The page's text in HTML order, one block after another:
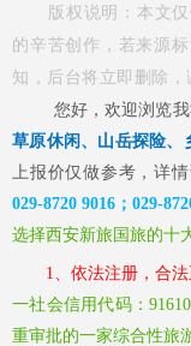
版权说明：本文
的辛苦创作，若来源
知，后台将立即删除，
您好，欢迎浏览
草原休闲、山岳探险、
上报价仅做参考，详
029-8720 9016；029-
选择西安新旅国旅的十
1、依法注册，合
一社会信用代码：
重审批的一家综合性旅